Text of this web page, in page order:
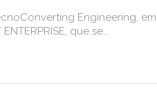
Engineering, em
que se...